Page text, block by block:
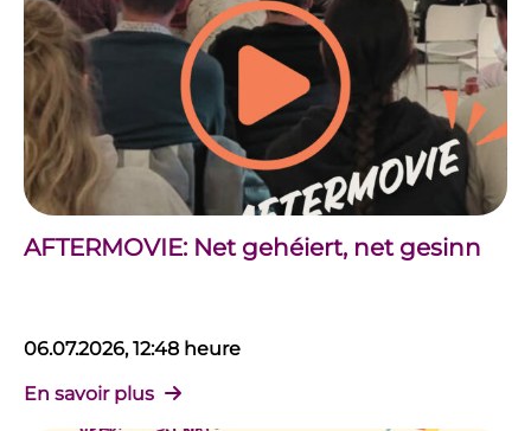
AFTERMOVIE: Net gehéiert, net gesinn
06.07.2026, 12:48 heure
En savoir plus